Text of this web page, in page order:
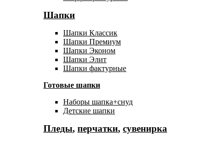
Шапки
Шапки Классик
Шапки Премиум
Шапки Эконом
Шапки Элит
Шапки фактурные
Готовые шапки
Наборы шапка+снуд
Детские шапки
Пледы, перчатки, сувенирка